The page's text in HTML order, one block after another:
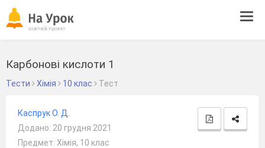
Карбонові кислоти 1
Тести Хімія 10 клас Тест
Каспрук О. Д.
Додано: 20 грудня 2021
Предмет: Хімія, 10 клас